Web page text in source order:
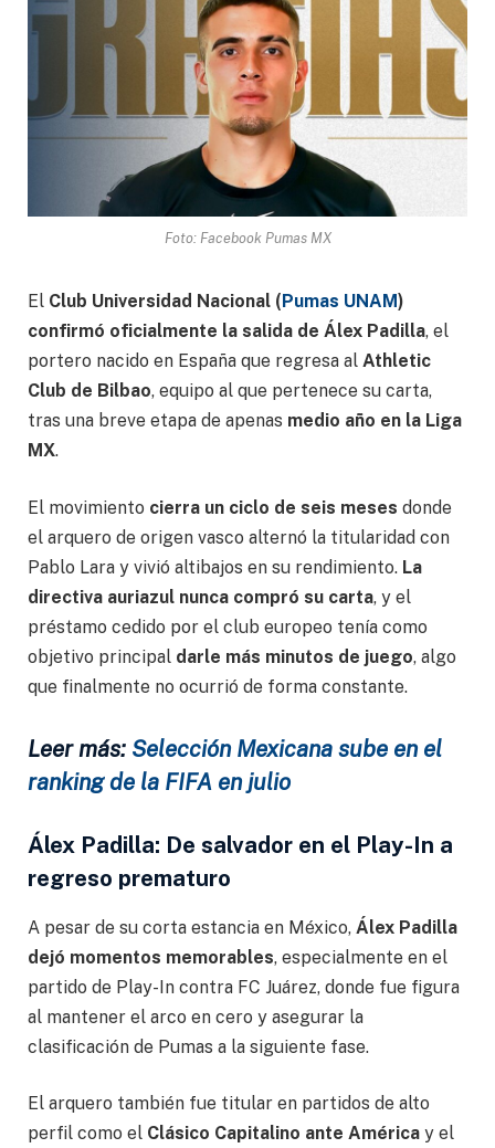
Foto: Facebook Pumas MX
El Club Universidad Nacional ( Pumas UNAM)
confirmó oficialmente la salida de Álex Padilla, el
portero nacido en España que regresa al Athletic
Club de Bilbao, equipo al que pertenece su carta,
tras una breve etapa de apenas medio año en la Liga
MX.
El movimiento cierra un ciclo de seis meses donde
el arquero de origen vasco alternó la titularidad con
Pablo Lara y vivió altibajos en su rendimiento. La
directiva auriazul nunca compró su carta, y el
préstamo cedido por el club europeo tenía como
objetivo principal darle más minutos de juego, algo
que finalmente no ocurrió de forma constante.
Leer más: Selección Mexicana sube en el
ranking de la FIFA en julio
Álex Padilla: De salvador en el Play-In a
regreso prematuro
A pesar de su corta estancia en México, Álex Padilla
dejó momentos memorables, especialmente en el
partido de Play-In contra FC Juárez, donde fue figura
al mantener el arco en cero y asegurar la
clasificación de Pumas a la siguiente fase.
El arquero también fue titular en partidos de alto
perfil como el Clásico Capitalino ante América y el